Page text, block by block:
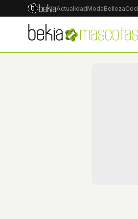
ActualidadModaBelleza